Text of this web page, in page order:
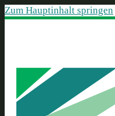
Zum Hauptinhalt springen